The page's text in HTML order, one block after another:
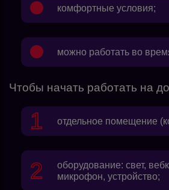
комфортные условия;
можно работать во
Чтобы начать работать на
отдельное помещение
оборудование: свет,
микрофон, устройство;